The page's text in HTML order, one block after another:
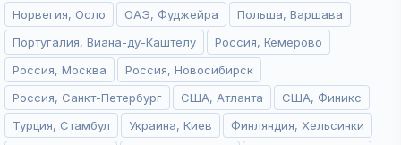
Норвегия, Осло
ОАЭ, Фуджейра
Польша, Варшава
Португалия, Виана-ду-Каштелу
Россия, Кемерово
Россия, Москва
Россия, Новосибирск
Россия, Санкт-Петербург
США, Атланта
США, Финикс
Турция, Стамбул
Украина, Киев
Финляндия, Хельсинки